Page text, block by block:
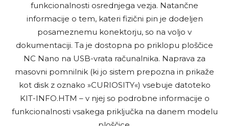
funkcionalnosti osrednjega vezja. Natančne
informacije o tem, kateri fizični pin je dodeljen
posameznemu konektorju, so na voljo v
dokumentaciji. Ta je dostopna po priklopu ploščice
NC Nano na USB-vrata računalnika. Naprava za
masovni pomnilnik (ki jo sistem prepozna in prikaže
kot disk z oznako »CURIOSITY«) vsebuje datoteko
KIT-INFO.HTM – v njej so podrobne informacije o
funkcionalnosti vsakega priključka na danem modelu